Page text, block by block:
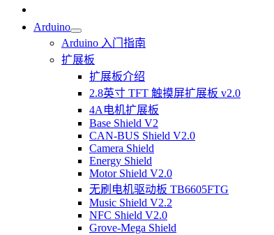
Arduino
Arduino 入门指南
扩展板
扩展板介绍
2.8英寸 TFT 触摸屏扩展板 v2.0
4A电机扩展板
Base Shield V2
CAN-BUS Shield V2.0
Camera Shield
Energy Shield
Motor Shield V2.0
无刷电机驱动板 TB6605FTG
Music Shield V2.2
NFC Shield V2.0
Grove-Mega Shield